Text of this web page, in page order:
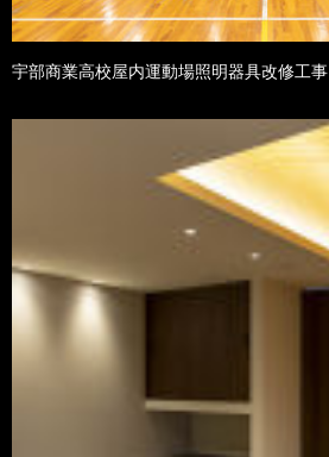
宇部商業高校屋内運動場照明器具改修工事